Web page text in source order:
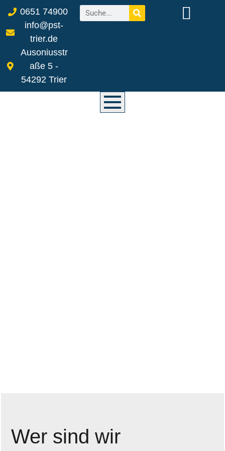
0651 74900
info@pst-
trier.de
Ausoniusstr
aße 5 -
54292 Trier
Wer sind wir